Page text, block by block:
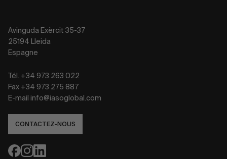
Avinguda Exèrcit 35-37
25194 Lleida
Espagne
Tél. +34 973 263 022
Fax +34 973 275 887
E-mail info@iasoglobal.com
CONTACTEZ-NOUS